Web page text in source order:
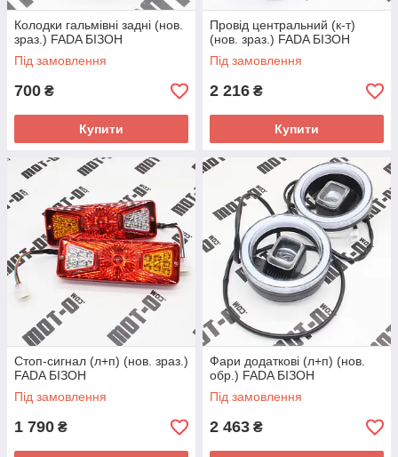
Колодки гальмівні задні (нов.
зраз.) FADA БІЗОН
Під замовлення
700 ₴
Купити
Провід центральний (к-т)
(нов. зраз.) FADA БІЗОН
Під замовлення
2 216 ₴
Купити
Стоп-сигнал (л+п) (нов. зраз.)
FADA БІЗОН
Під замовлення
1 790 ₴
Фари додаткові (л+п) (нов.
обр.) FADA БІЗОН
Під замовлення
2 463 ₴